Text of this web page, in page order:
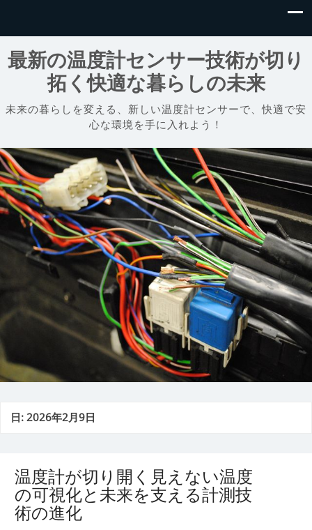
最新の温度計センサー技術が切り
拓く快適な暮らしの未来
未来の暮らしを変える、新しい温度計センサーで、快適で安
心な環境を手に入れよう！
日:2026年2月9日
温度計が切り開く見えない温度
の可視化と未来を支える計測技
術の進化